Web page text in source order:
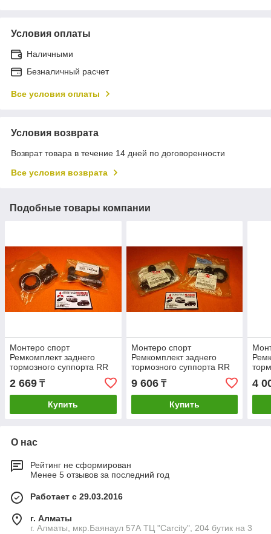
Условия оплаты
Наличными
Безналичный расчет
Все условия оплаты
Условия возврата
Возврат товара в течение 14 дней по договоренности
Все условия возврата
Подобные товары компании
Монтеро спорт
Ремкомплект заднего
тормозного суппорта RR
Дубликат DUMR307786
4605B867 MR307786
243035 K96W
2 669 ₸
Купить
Монтеро спорт
Ремкомплект заднего
тормозного суппорта RR
Оригинал 4605B867
MR307786 243035 D4824
K96W
9 606₸
Купить
4
О нас
Рейтинг не сформирован
Менее 5 отзывов за последний год
Работает с 29.03.2016
г. Алматы
г. Алматы, мкр.Баянаул 57А ТЦ "Carcity", 204 бутик на 3